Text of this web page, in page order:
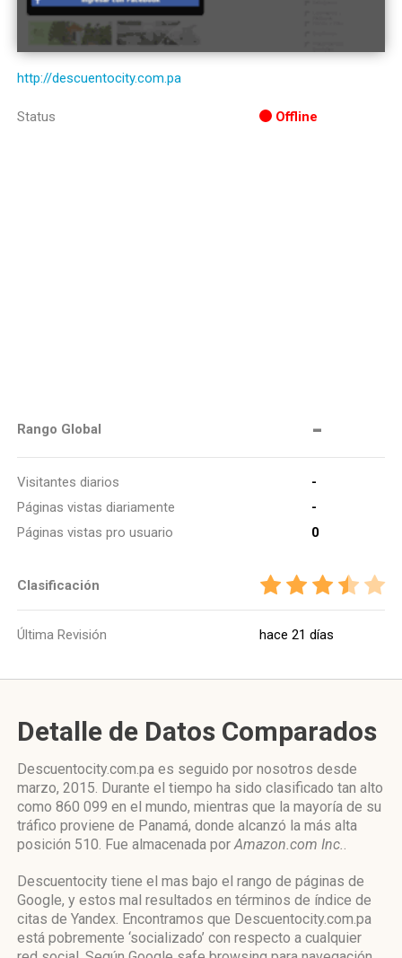
http://descuentocity.com.pa
Status Offline
Rango Global -
Visitantes diarios
-
Páginas vistas diariamente
-
Páginas vistas pro usuario
0
Clasificación
Última Revisión hace 21 días
Detalle de Datos Comparados
Descuentocity.com.pa es seguido por nosotros desde
marzo, 2015. Durante el tiempo ha sido clasificado tan alto
como 860 099 en el mundo, mientras que la mayoría de su
tráfico proviene de Panamá, donde alcanzó la más alta
posición 510. Fue almacenada porAmazon.com Inc..
Descuentocity tiene el mas bajo el rango de páginas de
Google, y estos mal resultados en términos de índice de
citas de Yandex. Encontramos que Descuentocity.com.pa
está pobremente ‘socializado’ con respecto a cualquier